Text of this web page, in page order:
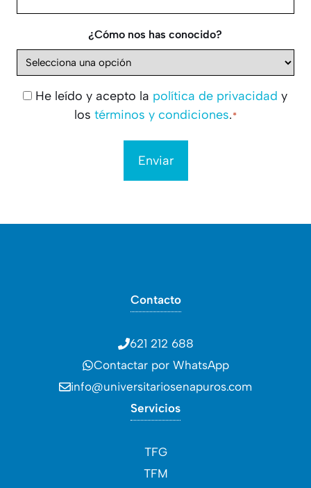
¿Cómo nos has conocido?
Consentimiento
*
He leído y acepto la política de privacidad y
los términos y condiciones. *
Contacto
621 212 688
Contactar por WhatsApp
info@universitariosenapuros.com
Servicios
TFG
TFM